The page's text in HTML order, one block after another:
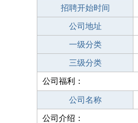
招聘开始时间
公司地址
一级分类
三级分类
公司福利：
公司名称
公司介绍：